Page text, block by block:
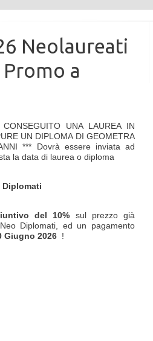
Neolaureati
a
UNA LAUREA IN
UN DIPLOMA DI GEOMETRA
*** Dovrà essere inviata ad
la data di laurea o diploma
Diplomati
del 10% sul prezzo già
Diplomati, ed un pagamento
Giugno 2026 !